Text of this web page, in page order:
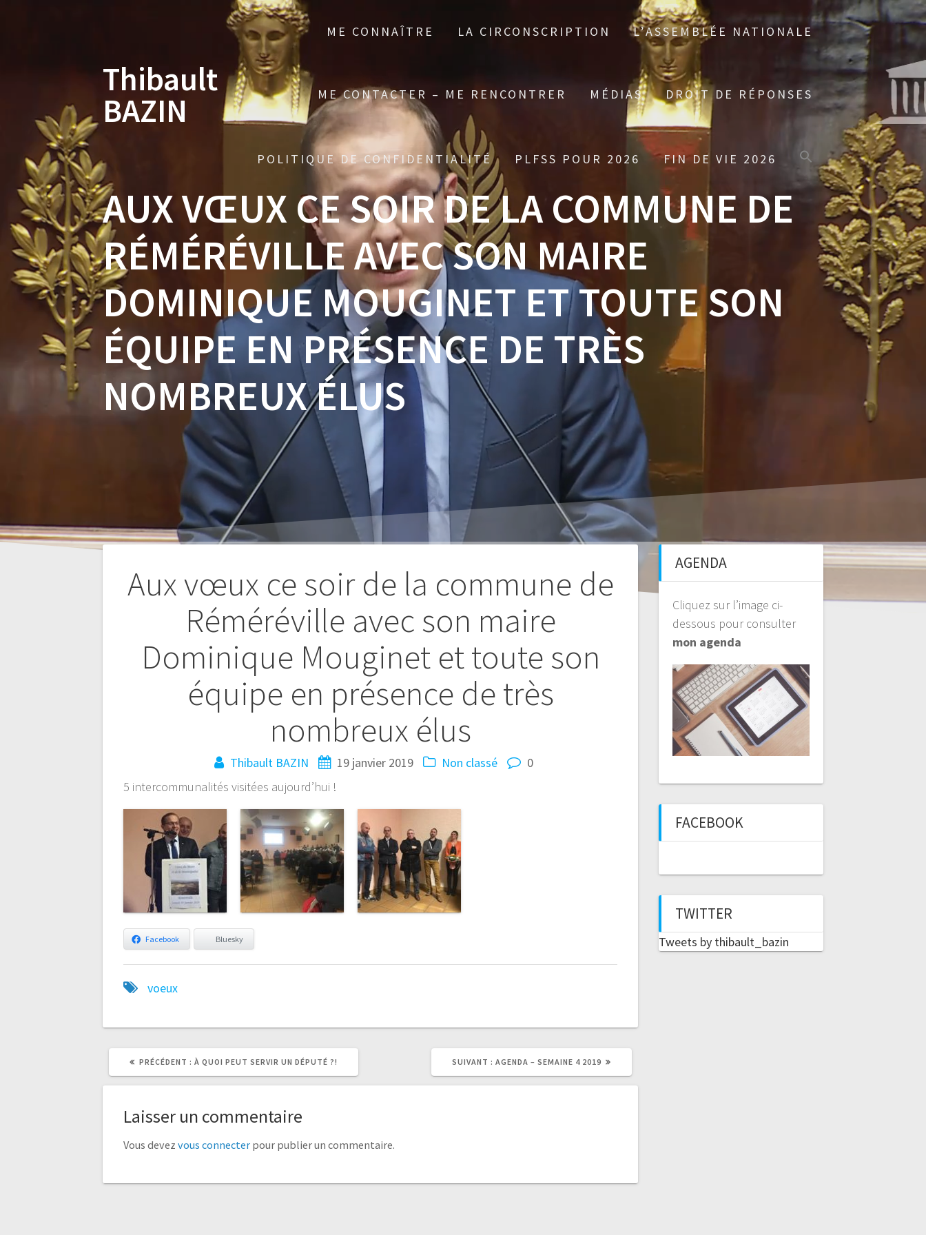
Thibault
BAZIN
ME CONNAÎTRE LA CIRCONSCRIPTION L’ASSEMBLÉE NATIONALE
ME CONTACTER – ME RENCONTRER MÉDIAS DROIT DE RÉPONSES
POLITIQUE DE CONFIDENTIALITÉ PLFSS POUR 2026 FIN DE VIE 2026
AUX VŒUX CE SOIR DE LA COMMUNE DE
RÉMÉRÉVILLE AVEC SON MAIRE
DOMINIQUE MOUGINET ET TOUTE SON
ÉQUIPE EN PRÉSENCE DE TRÈS
NOMBREUX ÉLUS
Aux vœux ce soir de la commune de
Réméréville avec son maire
Dominique Mouginet et toute son
équipe en présence de très
nombreux élus
Thibault BAZIN 19 janvier 2019 Non classé
0
5 intercommunalités visitées aujourd’hui !
Facebook Bluesky
voeux
PRÉCÉDENT :
ARTICLE
PRÉCÉDENT
À QUOI PEUT SERVIR UN DÉPUTÉ ?! SUIVANT :
ARTICLE
SUIVANT
AGENDA – SEMAINE 4 2019
Laisser un commentaire
Vous devezvous connecter pour publier un commentaire.
AGENDA
Cliquez sur l’image ci-
dessous pour consulter
mon agenda
FACEBOOK
TWITTER
Tweets by thibault_bazin